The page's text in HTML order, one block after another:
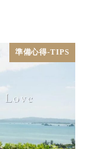
準備心得-TIPS